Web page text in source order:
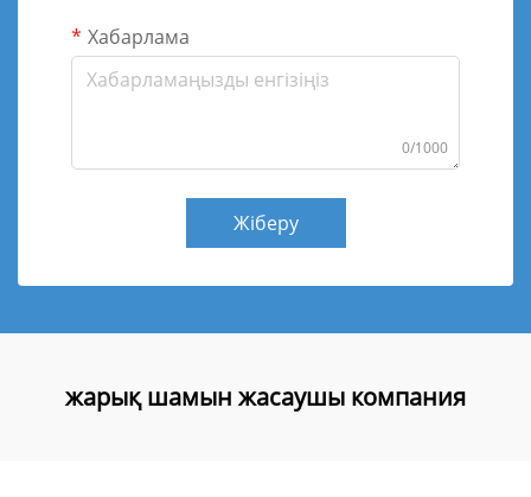
Хабарлама
0/1000
Жіберу
жарық шамын жасаушы компания